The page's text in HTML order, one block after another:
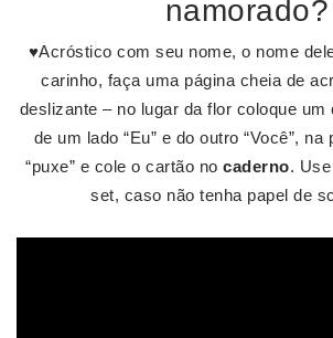
namorado?
♥Acróstico com seu nome, o nome
carinho, faça uma página cheia de
deslizante – no lugar da flor coloque
de um lado “Eu” e do outro “Você”,
“puxe” e cole o cartão nocaderno.
set, caso não tenha papel de